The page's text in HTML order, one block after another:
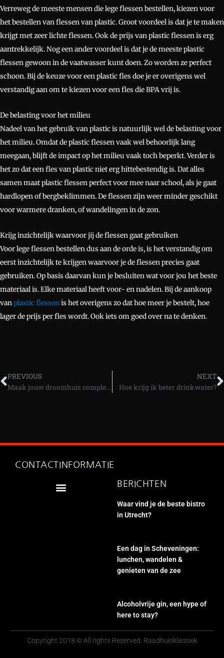
Verreweg de meeste mensen die lege flessen bestellen, kiezen voor
het bestellen van flessen van plastic. Groot voordeel is dat je te maken
krijgt met zeer lichte flessen. Ook de prijs van plastic flessen is erg
aantrekkelijk. Nog een ander voordeel is dat je de meeste plastic
flessen gewoon in de vaatwasser kunt doen. Zo worden ze perfect
schoon. Bij de keuze voor een plastic fles doe je er overigens wel
verstandig aan om te kiezen voor een fles die BPA vrij is.
De belasting voor het milieu
Nadeel van het gebruik van plastic is natuurlijk wel de belasting voor
het milieu. Omdat de plastic flessen vaak wel behoorlijk lang
meegaan, blijft de impact op het milieu vaak toch beperkt. Verder is
het zo dat een fles van plastic niet erg hittebestendig is. Dat alles
samen maat plastic flessen perfect voor mee naar school, als je gaat
hardlopen of bergbeklimmen. De flessen zijn weer minder geschikt
voor warmere dranken, of wandelingen in de zon.
Krijg inzichtelijk waarvoor jij de flessen gaat gebruiken
Voor lege flessen bestellen dus aan de orde is, is het verstandig om
eerst inzichtelijk te krijgen waarvoor je de flessen precies gaat
gebruiken. Op basis daarvan kun je besluiten wat voor jou het beste
materiaal is. Elke materiaal heeft voor- en nadelen. Bij de aankoop
vanplastic flessenis het overigens zo dat hoe meer je bestelt, hoe
lager de prijs per fles wordt. Ook iets om goed over na te denken.
Vorige
PREVIOUS
Maak jouw droomhuis compleet met wandtegels mozaïek
NEXT
Hoe krijg ik beter drinkwater?
CONTACTINFORMATIE
BERICHTEN
Waar vind je de beste bistro
in Utrecht?
Een dag in Scheveningen:
lunchen, wandelen &
genieten van de zee
Alcoholvrije gin, een hype of
here to stay?
Copyright 2018 © All rights Reserved. Raadhuisklassiek